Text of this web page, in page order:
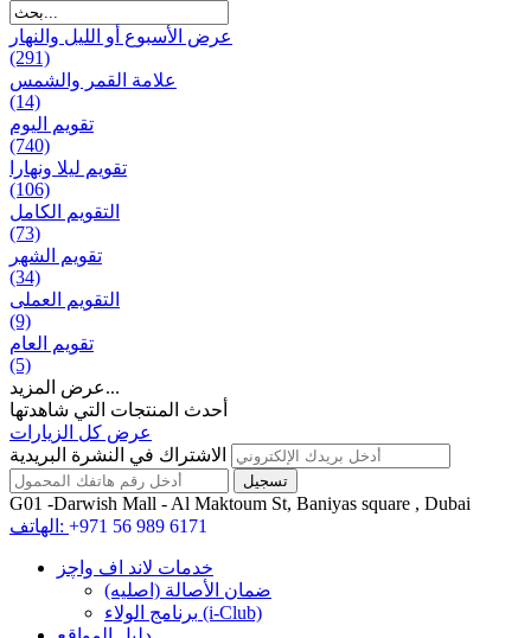
عرض الأسبوع أو الليل والنهار
(291)
علامة القمر والشمس
(14)
تقویم الیوم
(740)
تقويم ليلا ونهارا
(106)
التقويم الكامل
(73)
تقويم الشهر
(34)
التقويم العملی
(9)
تقويم العام
(5)
عرض المزيد...
أحدث المنتجات التي شاهدتها
عرض كل الزيارات
الاشتراك في النشرة البريدية
G01 -Darwish Mall - Al Maktoum St, Baniyas square , Dubai
الهاتف: +971 56 989 6171
خدمات لاند اف واچز
ضمان الأصالة (اصلیه)
برنامج الولاء (i-Club)